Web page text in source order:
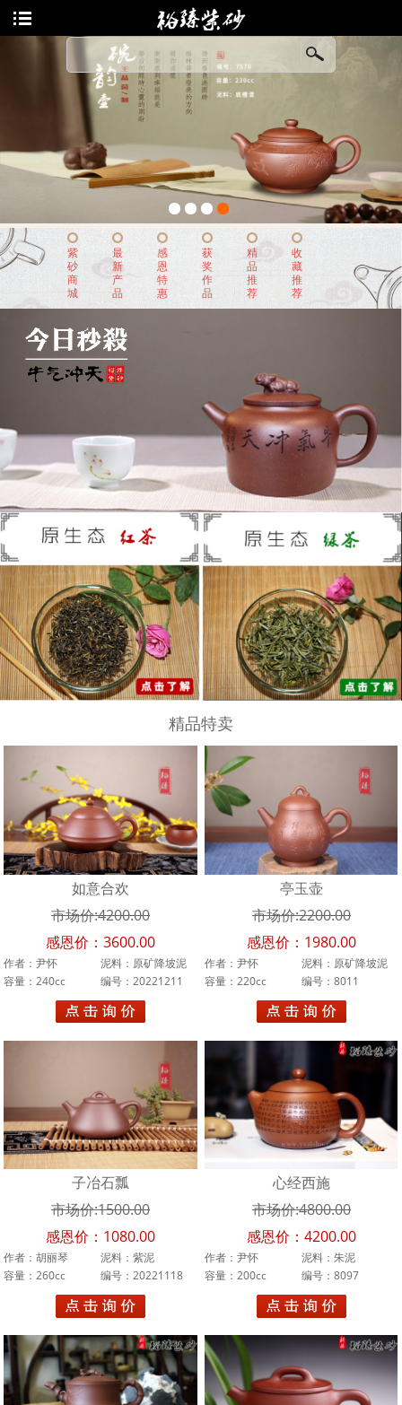
老师列表
尹怀
汤鸣皋
曹亚麟
董亚芳
范洪泉
葛岳纯
顾绍培
蒋蓉
江宏
吴秋平
吕尧臣
李霓
汪寅仙
王品荣
周桂珍
升值
胡丽琴
陈琪
李娅
於成安
紫
砂
商
城
最
新
产
品
感
恩
特
惠
获
奖
作
品
精
品
推
荐
收
藏
推
荐
精品特卖
如意合欢
市场价:4200.00
感恩价：3600.00
作者：尹怀
泥料：原矿降坡泥
容量：240cc
编号：20221211
亭玉壶
市场价:2200.00
感恩价：1980.00
作者：尹怀
泥料：原矿降坡泥
容量：220cc
编号：8011
子冶石瓢
市场价:1500.00
感恩价：1080.00
作者：胡丽琴
泥料：紫泥
容量：260cc
编号：20221118
心经西施
市场价:4800.00
感恩价：4200.00
作者：尹怀
泥料：朱泥
容量：200cc
编号：8097